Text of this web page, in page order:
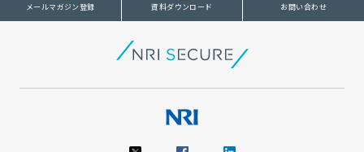
メールマガジン登録 資料ダウンロード お問い合わせ